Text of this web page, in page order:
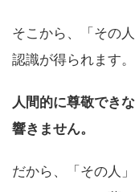
そこから、「その
認識が得られます。
人間的に尊敬でき
響きません。
だから、「その人